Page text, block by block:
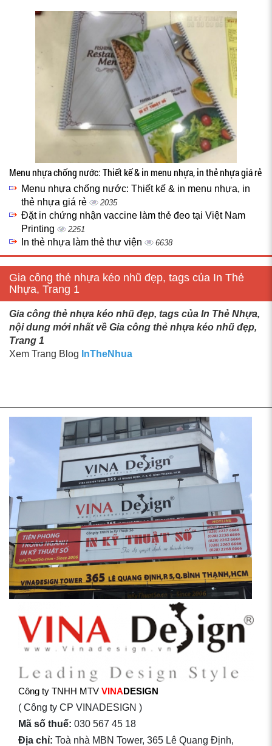
Menu nhựa chống nước: Thiết kế & in menu nhựa, in thẻ nhựa giá rẻ
Menu nhựa chống nước: Thiết kế & in menu nhựa, in
thẻ nhựa giá rẻ
2035
Đặt in chứng nhận vaccine làm thẻ đeo tại Việt Nam
Printing
2251
In thẻ nhựa làm thẻ thư viện 6638
Gia công thẻ nhựa kéo nhũ đẹp, tags của In Thẻ
Nhựa, Trang 1
Gia công thẻ nhựa kéo nhũ đẹp, tags của In Thẻ Nhựa,
nội dung mới nhất về Gia công thẻ nhựa kéo nhũ đẹp,
Trang 1
Xem Trang Blog InTheNhua
Công ty TNHH MTV VINADESIGN
( Công ty CP VINADESIGN )
Mã số thuế: 030 567 45 18
Địa chỉ: Toà nhà MBN Tower, 365 Lê Quang Định,